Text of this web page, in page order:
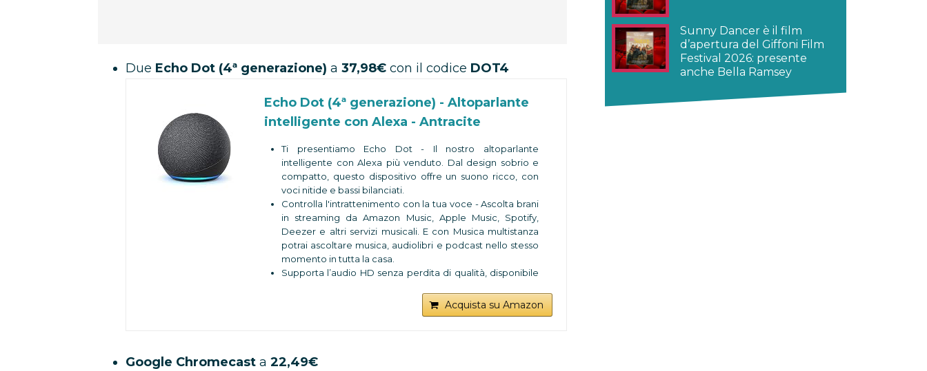
Due Echo Dot (4ª generazione) a 37,98€ con il codice DOT4
Echo Dot (4ª generazione) - Altoparlante
intelligente con Alexa - Antracite
Ti presentiamo Echo Dot - Il nostro altoparlante
intelligente con Alexa più venduto. Dal design sobrio e
compatto, questo dispositivo offre un suono ricco, con
voci nitide e bassi bilanciati.
Controlla l'intrattenimento con la tua voce - Ascolta brani
in streaming da Amazon Music, Apple Music, Spotify,
Deezer e altri servizi musicali. E con Musica multistanza
potrai ascoltare musica, audiolibri e podcast nello stesso
momento in tutta la casa.
Supporta l’audio HD senza perdita di qualità, disponibile
Sempre pronta ad aiutarti - Chiedi ad Alexa di raccontare
tempo, impostare sveglie e molto altro.
Acquista su Amazon
Google Chromecast a 22,49€
Sunny Dancer è il film
d’apertura del Giffoni Film
Festival 2026: presente
anche Bella Ramsey